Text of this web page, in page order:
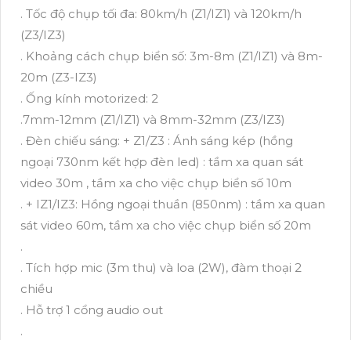
. Tốc độ chụp tối đa: 80km/h (Z1/IZ1) và 120km/h
(Z3/IZ3)
. Khoảng cách chụp biển số: 3m-8m (Z1/IZ1) và 8m-
20m (Z3-IZ3)
. Ống kính motorized: 2
.7mm-12mm (Z1/IZ1) và 8mm-32mm (Z3/IZ3)
. Đèn chiếu sáng: + Z1/Z3 : Ánh sáng kép (hồng
ngoại 730nm kết hợp đèn led) : tầm xa quan sát
video 30m , tầm xa cho việc chụp biển số 10m
. + IZ1/IZ3: Hồng ngoại thuần (850nm) : tầm xa quan
sát video 60m, tầm xa cho việc chụp biển số 20m
.
. Tích hợp mic (3m thu) và loa (2W), đàm thoại 2
chiều
. Hỗ trợ 1 cổng audio out
.